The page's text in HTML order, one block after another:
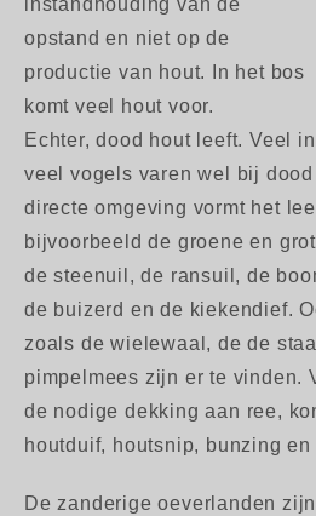
instandhouding van de
opstand en niet op de
productie van hout. In het bos
komt veel hout voor.
Echter, dood hout leeft. Veel
veel vogels varen wel bij
directe omgeving vormt het
bijvoorbeeld de groene en
de steenuil, de ransuil, de
de buizerd en de kiekendief.
zoals de wielewaal, de de
pimpelmees zijn er te vinden.
de nodige dekking aan ree,
houtduif, houtsnip, bunzing
De zanderige oeverlanden